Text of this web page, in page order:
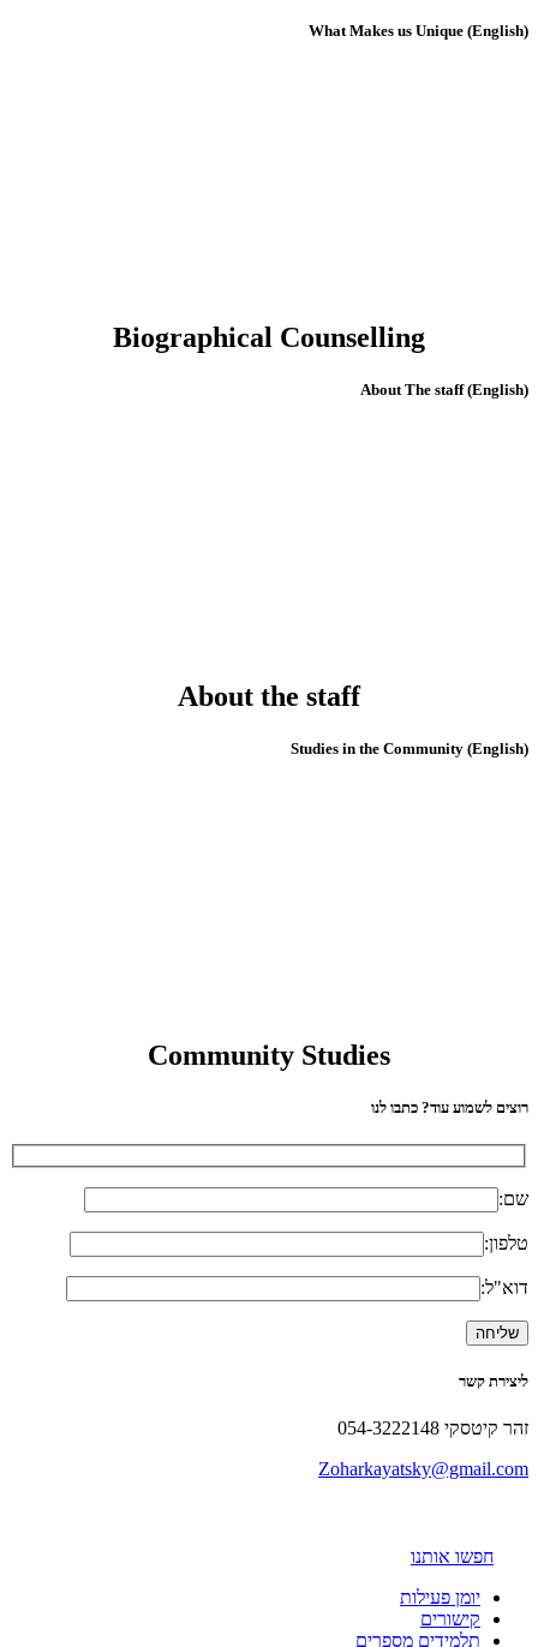
(English) What Makes us Unique
Biographical Counselling
(English) About The staff
About the staff
(English) Studies in the Community
Community Studies
רוצים לשמוע עוד? כתבו לנו
שם:
טלפון:
דוא"ל:
ליצירת קשר
זהר קיטסקי 054-3222148
Zoharkayatsky@gmail.com
חפשו אותנו
יומן פעילות
קישורים
תלמידים מספרים